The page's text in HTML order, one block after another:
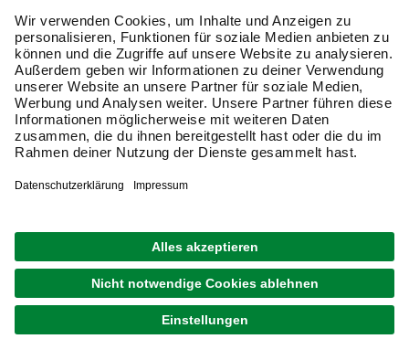
Bitte beachte auch unsereDatenschutzhinweise
JETZT ANMELDEN
Unsere Zahlungsarten